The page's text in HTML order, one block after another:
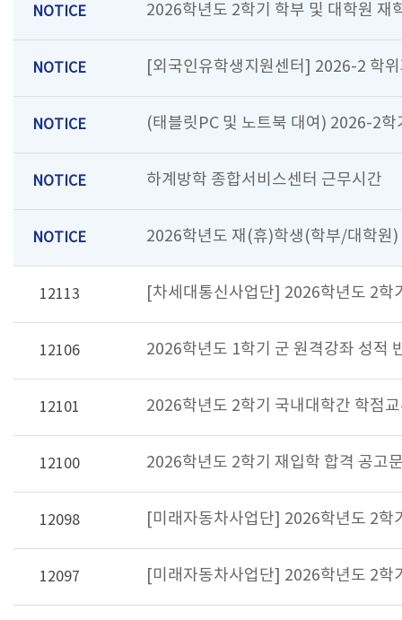
NOTICE 2026학년도 2학기 학부 및 대학원 재
NOTICE [외국인유학생지원센터] 2026-2 학
NOTICE (태블릿PC 및 노트북 대여) 2026-2
NOTICE 하계방학 종합서비스센터 근무시간
NOTICE 2026학년도 재(휴)학생(학부/대학원)
12113 [차세대통신사업단] 2026학년도 2
12106 2026학년도 1학기 군 원격강좌 성적
12101 2026학년도 2학기 국내대학간 학점
12100 2026학년도 2학기 재입학 합격 공고
12098 [미래자동차사업단] 2026학년도 2
12097 [미래자동차사업단] 2026학년도 2